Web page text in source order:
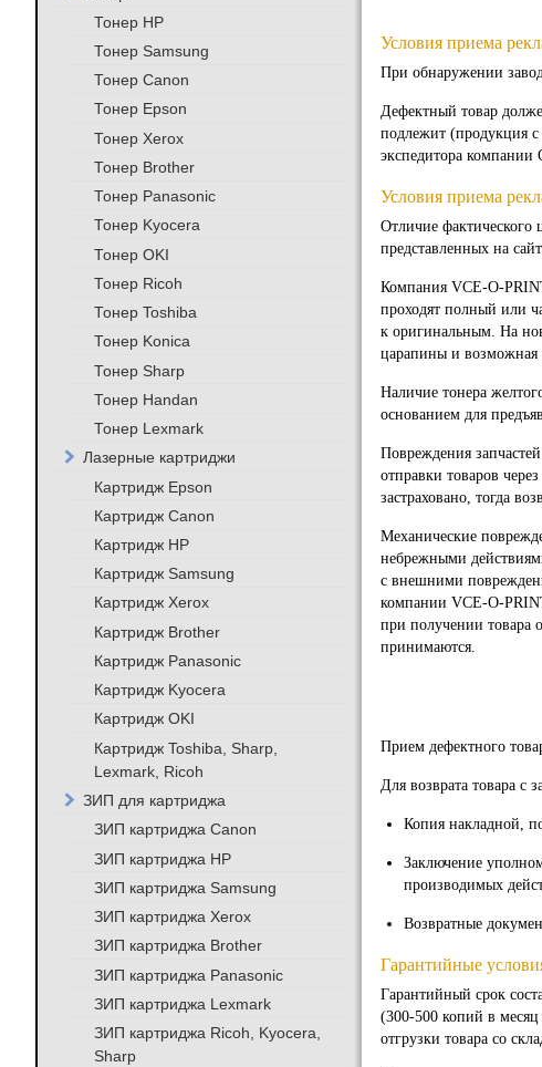
Условия приема
При обнаружении
Дефектный товар
подлежит (продукция
экспедитора
Условия приема
Отличие фактического
представленных на
Компания VCE-O-
проходят полный или
к оригинальным. На
царапины и возможная
Наличие тонера
основанием для
Повреждения
отправки товаров
застраховано, тогда
Механические
небрежными
с внешними
компании VCE-O-
при получении товара
принимаются.
Прием дефектного
Для возврата товара с
Копия накладной,
Заключение
производимых
Возвратные
Гарантийные
Гарантийный срок
(300-500 копий в
отгрузки товара со
Тонер HP
Тонер Samsung
Тонер Canon
Тонер Epson
Тонер Xerox
Тонер Brother
Тонер Panasonic
Тонер Kyocera
Тонер OKI
Тонер Ricoh
Тонер Toshiba
Тонер Konica
Тонер Sharp
Тонер Handan
Тонер Lexmark
Лазерные картриджи
Картридж Epson
Картридж Canon
Картридж HP
Картридж Samsung
Картридж Xerox
Картридж Brother
Картридж Panasonic
Картридж Kyocera
Картридж OKI
Картридж Toshiba, Sharp,
Lexmark, Ricoh
ЗИП для картриджа
ЗИП картриджа Canon
ЗИП картриджа HP
ЗИП картриджа Samsung
ЗИП картриджа Xerox
ЗИП картриджа Brother
ЗИП картриджа Panasonic
ЗИП картриджа Lexmark
ЗИП картриджа Ricoh, Kyocera,
Sharp